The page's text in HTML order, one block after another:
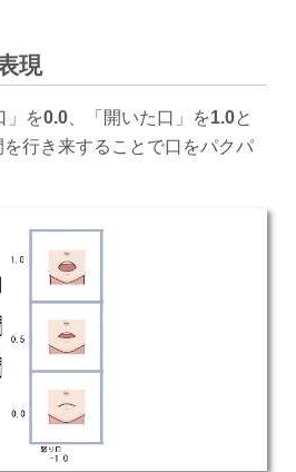
現
」を0.0、「開いた口」を1.0と
行き来することで口をパクパ